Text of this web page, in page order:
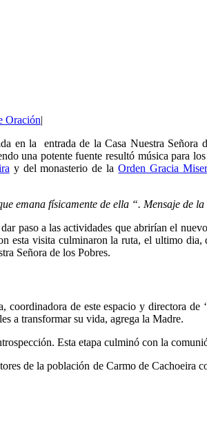
Oración|
en la entrada de la Casa Nuestra
una potente fuente resultó música para
y del monasterio de laOrden Gracia
emana físicamente de ella “. Mensaje de
paso a las actividades que abrirían el
esta visita culminaron la ruta, el ultimo
Señora de los Pobres.
coordinadora de este espacio y directora de
a transformar su vida, agrega la Madre.
Esta etapa culminó con la
de la población de Carmo de Cachoeira